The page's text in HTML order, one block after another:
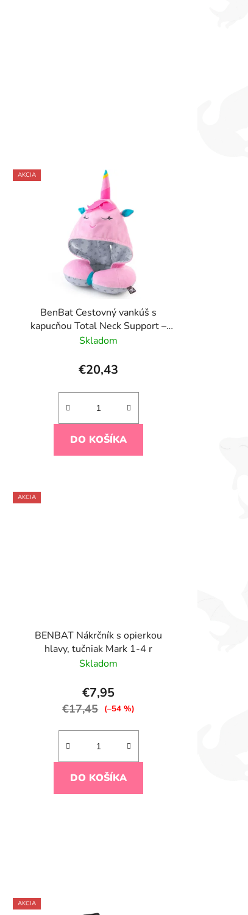
AKCIA
BenBat Cestovný vankúš s
kapucňou Total Neck Support –
Jednorožec (1–4 roky)
Skladom
€20,43
DO KOŠÍKA
AKCIA
BENBAT Nákrčník s opierkou
hlavy, tučniak Mark 1-4 r
Skladom
€7,95
€17,45 (–54 %)
DO KOŠÍKA
AKCIA